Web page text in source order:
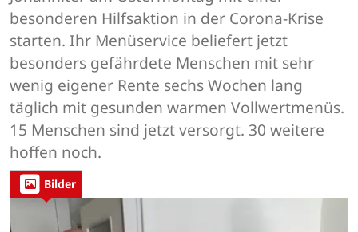
besonderen Hilfsaktion in der Corona-Krise
starten. Ihr Menüservice beliefert jetzt
besonders gefährdete Menschen mit sehr
wenig eigener Rente sechs Wochen lang
täglich mit gesunden warmen Vollwertmenüs.
15 Menschen sind jetzt versorgt. 30 weitere
hoffen noch.
Bilder